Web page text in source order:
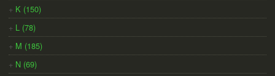
K (150)
L (78)
M (185)
N (69)